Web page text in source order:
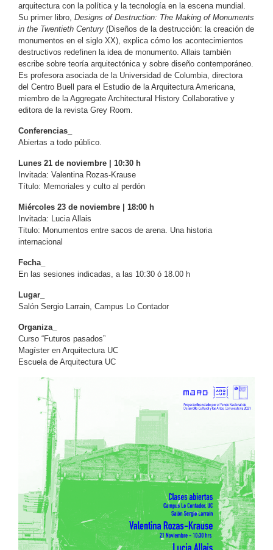
arquitectura con la política y la tecnología en la escena mundial.
Su primer libro, Designs of Destruction: The Making of Monuments
in the Twentieth Century (Diseños de la destrucción: la creación de
monumentos en el siglo XX), explica cómo los acontecimientos
destructivos redefinen la idea de monumento. Allais también
escribe sobre teoría arquitectónica y sobre diseño contemporáneo.
Es profesora asociada de la Universidad de Columbia, directora
del Centro Buell para el Estudio de la Arquitectura Americana,
miembro de la Aggregate Architectural History Collaborative y
editora de la revista Grey Room.
Conferencias_
Abiertas a todo público.
Lunes 21 de noviembre | 10:30 h
Invitada: Valentina Rozas-Krause
Título: Memoriales y culto al perdón
Miércoles 23 de noviembre | 18:00 h
Invitada: Lucia Allais
Titulo: Monumentos entre sacos de arena. Una historia
internacional
Fecha_
En las sesiones indicadas, a las 10:30 ó 18.00 h
Lugar_
Salón Sergio Larrain, Campus Lo Contador
Organiza_
Curso “Futuros pasados”
Magíster en Arquitectura UC
Escuela de Arquitectura UC